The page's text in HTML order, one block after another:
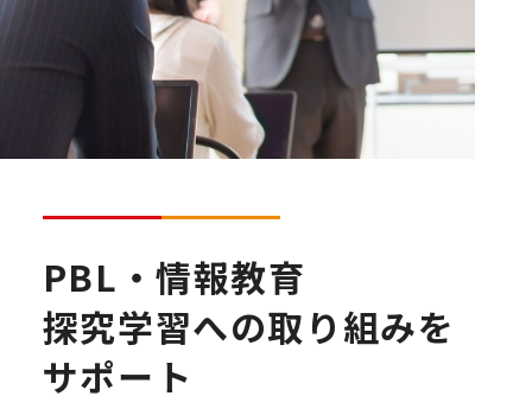
PBL・情報教育
探究学習への取り組みを
サポート